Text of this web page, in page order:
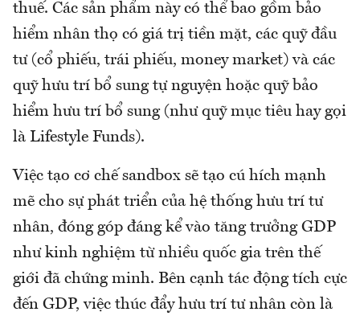
thuế. Các sản phẩm này có thể bao gồm bảo
hiểm nhân thọ có giá trị tiền mặt, các quỹ đầu
tư (cổ phiếu, trái phiếu, money market) và các
quỹ hưu trí bổ sung tự nguyện hoặc quỹ bảo
hiểm hưu trí bổ sung (như quỹ mục tiêu hay gọi
là Lifestyle Funds).
Việc tạo cơ chế sandbox sẽ tạo cú hích mạnh
mẽ cho sự phát triển của hệ thống hưu trí tư
nhân, đóng góp đáng kể vào tăng trưởng GDP
như kinh nghiệm từ nhiều quốc gia trên thế
giới đã chứng minh. Bên cạnh tác động tích cực
đến GDP, việc thúc đẩy hưu trí tư nhân còn là